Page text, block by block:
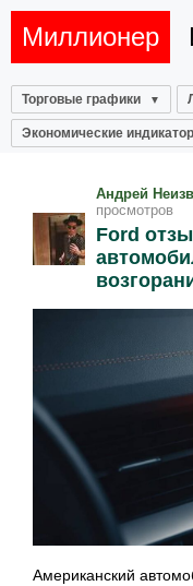
Миллионер
Торговые графики
Экономические
Андрей
просмотров
Ford
Американский